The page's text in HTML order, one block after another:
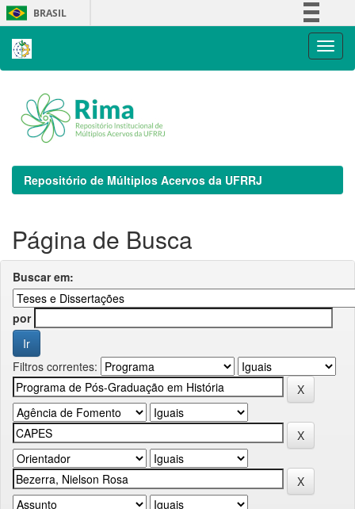
Skip
navigation
BRASIL
Repositório de Múltiplos Acervos da UFRRJ
Página de Busca
Buscar em:
por
Filtros correntes: